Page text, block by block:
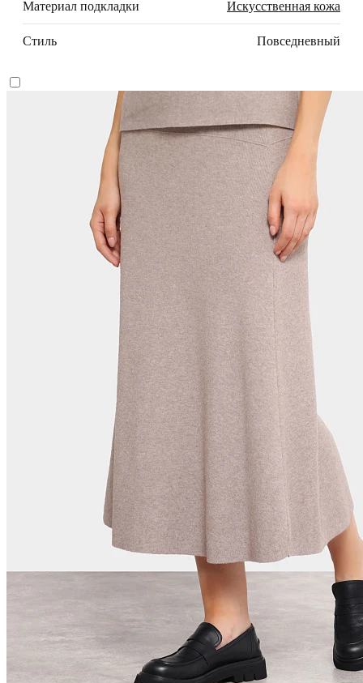
Материал подкладки Искусственная кожа
Стиль Повседневный